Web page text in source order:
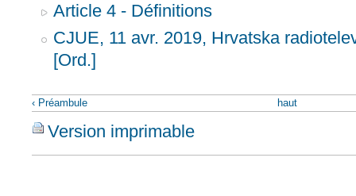
Article 4 - Définitions
CJUE, 11 avr. 2019, Hrvatska
[Ord.]
‹ Préambule haut
Version imprimable